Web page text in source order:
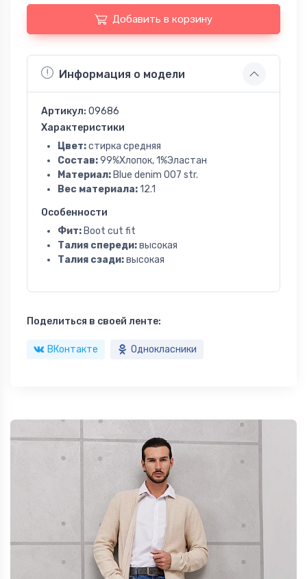
Добавить в корзину
Информация о модели
Артикул: 09686
Характеристики
Цвет:стирка средняя
Состав:99%Хлопок, 1%Эластан
Материал: Blue denim 007 str.
Вес материала:12.1
Особенности
Фит: Boot cut fit
Талия спереди:высокая
Талия сзади:высокая
Поделиться в своей ленте:
ВКонтакте Однокласники